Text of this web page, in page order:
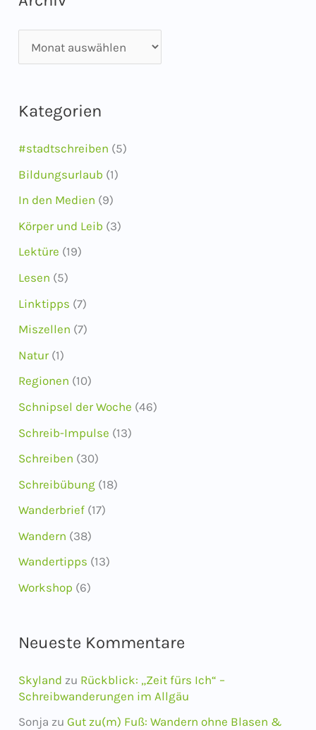
r
h
Kategorien
#stadtschreiben (5)
Bildungsurlaub (1)
In den Medien (9)
Körper und Leib (3)
Lektüre (19)
Lesen (5)
Linktipps (7)
Miszellen (7)
Natur(1)
Regionen (10)
Schnipsel der Woche (46)
Schreib-Impulse (13)
Schreiben (30)
Schreibübung (18)
Wanderbrief (17)
Wandern (38)
Wandertipps (13)
Workshop (6)
Neueste Kommentare
Skyland zu Rückblick: „Zeit fürs Ich“ –
Schreibwanderungen im Allgäu
Sonja zuGut zu(m) Fuß: Wandern ohne Blasen &